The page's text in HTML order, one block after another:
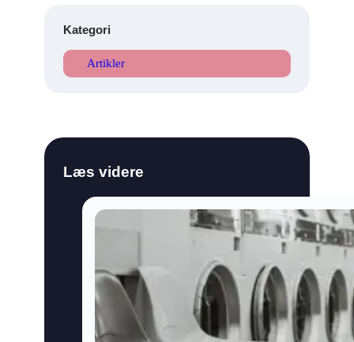
Kategori
Artikler
Læs videre